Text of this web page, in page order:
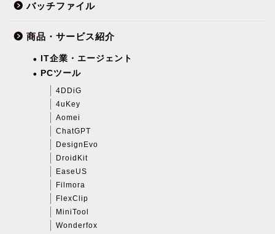
バッチファイル
商品・サービス紹介
IT企業・エージェント
PCツール
4DDiG
4uKey
Aomei
ChatGPT
DesignEvo
DroidKit
EaseUS
Filmora
FlexClip
MiniTool
Wonderfox